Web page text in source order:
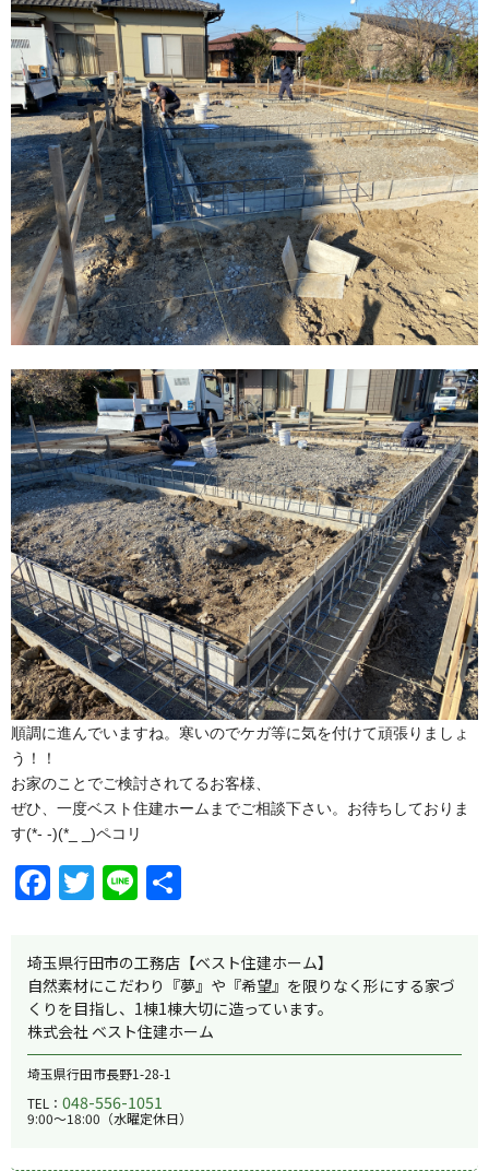
順調に進んでいますね。寒いのでケガ等に気を付けて頑張りましょ
う！！
お家のことでご検討されてるお客様、
ぜひ、一度ベスト住建ホームまでご相談下さい。お待ちしておりま
す(*- -)(*_ _)ペコリ
F
a
c
e
b
o
o
k
T
w
itt
er
Li
n
e
埼玉県行田市の工務店【ベスト住建ホーム】
自然素材にこだわり『夢』や『希望』を限りなく形にする家づ
くりを目指し、1棟1棟大切に造っています。
株式会社 ベスト住建ホーム
埼玉県行田市長野1-28-1
TEL： 048-556-1051
9:00～18:00（水曜定休日）